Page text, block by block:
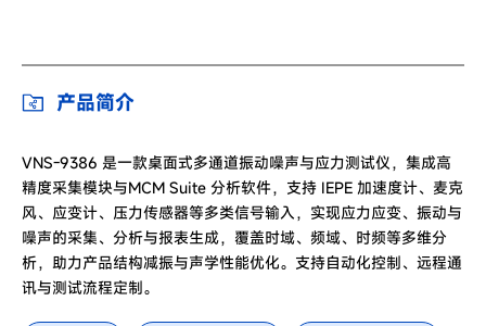
产品简介
VNS-9386 是一款桌面式多通道振动噪声与应力测试仪，集成高
精度采集模块与MCM Suite 分析软件，支持 IEPE 加速度计、麦克
风、应变计、压力传感器等多类信号输入，实现应力应变、振动与
噪声的采集、分析与报表生成，覆盖时域、频域、时频等多维分
析，助力产品结构减振与声学性能优化。支持自动化控制、远程通
讯与测试流程定制。